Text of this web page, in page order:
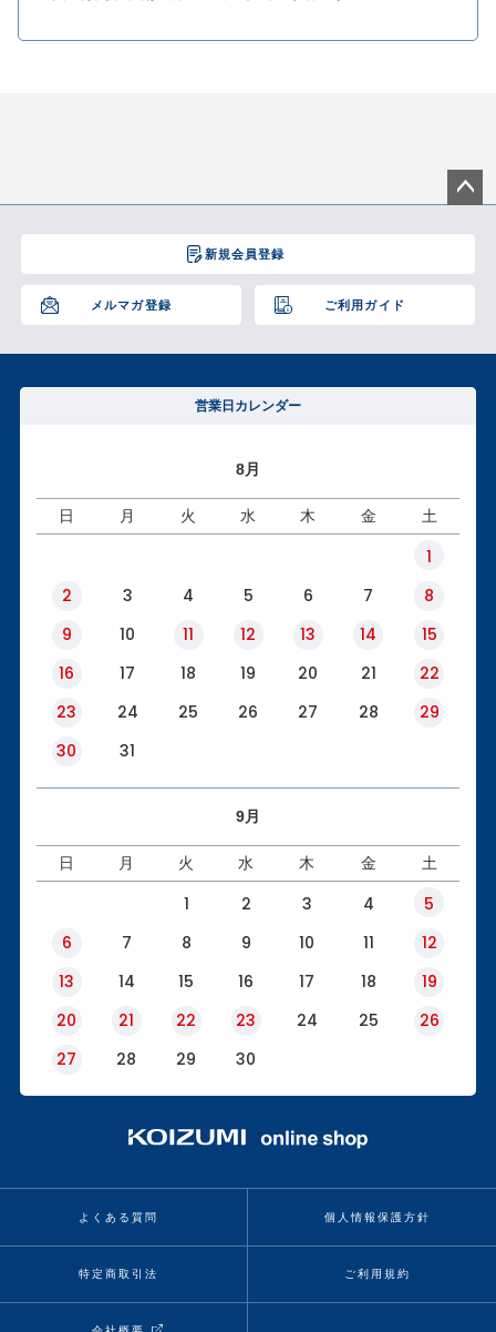
新規会員登録
メルマガ登録 ご利用ガイド
ジト
へ
営業日カレンダー
8月
日 月 火 水 木 金 土
1
2
3 4 5 6 7
8
9
10 11 12 13 14
15
16
17 18 19 20 21
22
23
24 25 26 27 28
29
30
31
9月
日 月 火 水 木 金 土
1 2 3 4
5
6
7 8 9 10 11
12
13
14 15 16 17 18
19
20
21 22 23 24 25
26
27
28 29 30
よくある質問 個人情報保護方針
特定商取引法 ご利用規約